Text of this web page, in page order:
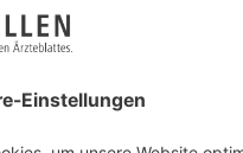
Recruiting-Podcast